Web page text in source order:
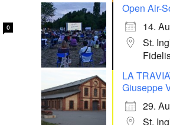
0
Open Air-
14.
St.
LA
Giuseppe
29.
St.